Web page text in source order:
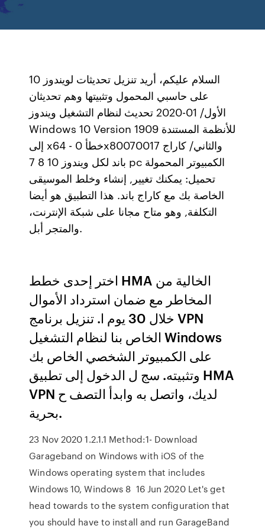
السلام عليكم، أريد تنزيل تحديثات لويندوز 10
على حاسبي المحمول وتثبيتها وهم تحديثان
الأول/ 01-2020 تحديث لنظام التشغيل ويندوز
Windows 10 Version 1909 للأنظمة المستندة
إلى x64 - خطأ 0x80070017 والثاني/ كاراج
باند لكل ويندوز 10 8 7 pc الكمبيوتر المحمولة
تحميل: يمكنك تغيير, إنشاء وخلط الموسيقى
الخاصة بك مع كاراج باند. هذا التطبيق هو أيضا
التكلفة, وهو متاح مجانا على شبكة الإنترنت،
والمتجر أبل.
اختر إحدى خطط HMA الخالية من
المخاطر مع ضمان استرداد الأموال
خلال 30 يوم ا. تنزيل برنامج VPN
الخاص بنا لنظام التشغيل Windows
على الكمبيوتر الشخصي الخاص بك
وتثبيته. سج ل الدخول إلى تطبيق HMA
VPN لديك، واتصل به وابدأ التصف ح
بحرية.
23 Nov 2020 1.2.1.1 Method:1- Download
Garageband on Windows with iOS of the
Windows operating system that includes
Windows 10, Windows 8 16 Jun 2020 Let's get
head towards to the system configuration that
you should have to install and run GarageBand